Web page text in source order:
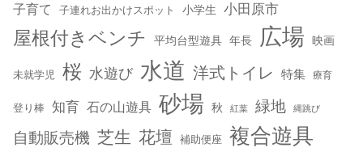
子育て 子連れお出かけスポット 小学生 小田原市
屋根付きベンチ 平均台型遊具 年長 広場 映画
未就学児 桜 水遊び 水道 洋式トイレ 特集 療育
登り棒 知育 石の山遊具 砂場 秋 紅葉 緑地 縄跳び
自動販売機 芝生 花壇 補助便座 複合遊具